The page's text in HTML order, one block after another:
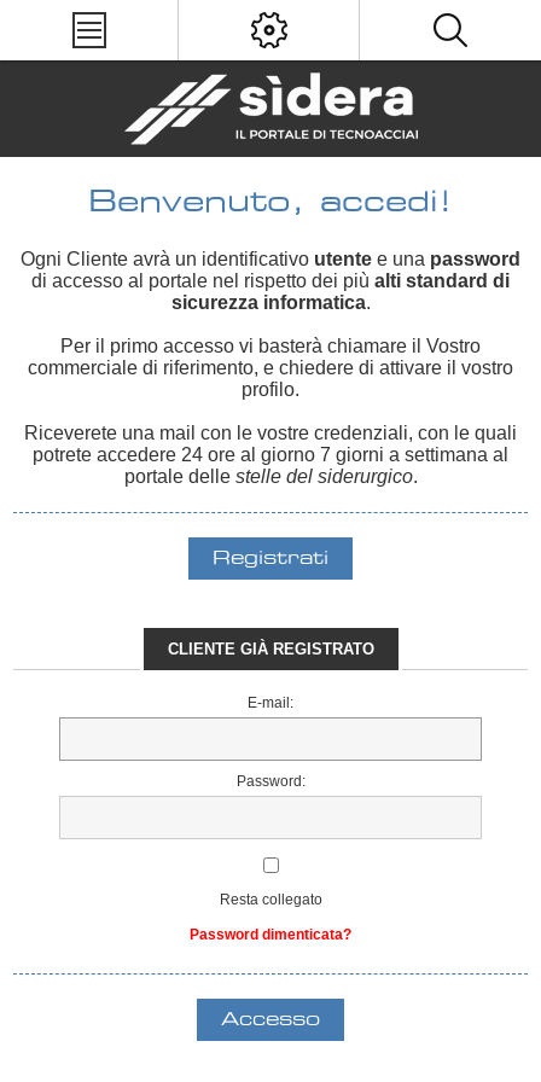
Benvenuto, accedi!
Ogni Cliente avrà un identificativo utente e una password
di accesso al portale nel rispetto dei più alti standard di
sicurezza informatica.
Per il primo accesso vi basterà chiamare il Vostro
commerciale di riferimento, e chiedere di attivare il vostro
profilo.
Riceverete una mail con le vostre credenziali, con le quali
potrete accedere 24 ore al giorno 7 giorni a settimana al
portale delle stelle del siderurgico.
CLIENTE GIÀ REGISTRATO
E-mail:
Password:
Resta collegato
Password dimenticata?